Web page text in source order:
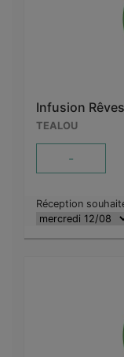
Infusion
TEALOU
-
Réception